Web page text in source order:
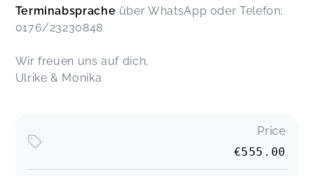
Terminabsprache über WhatsApp oder Telefon:
0176/23230848
Wir freuen uns auf dich,
Ulrike & Monika
Price
€555.00